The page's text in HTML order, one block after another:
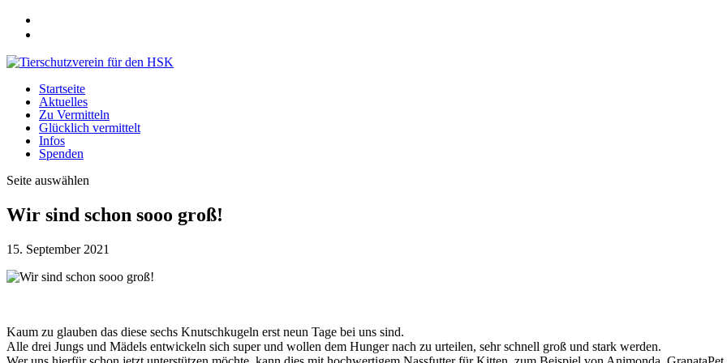
Startseite
Aktuelles
Zu Vermitteln
Glücklich vermittelt
Infos
Spenden
Seite auswählen
Wir sind schon sooo groß!
15. September 2021
Kaum zu glauben das diese sechs Knutschkugeln erst neun Tage bei uns sind.
Alle drei Jungs und Mädels entwickeln sich super und wollen dem Hunger nach zu urteilen, sehr schnell groß und stark werden.